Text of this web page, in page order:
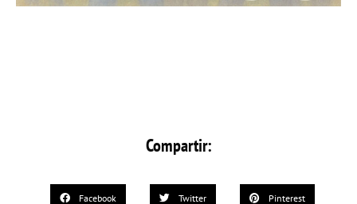
Compartir:
Facebook Twitter Pinterest